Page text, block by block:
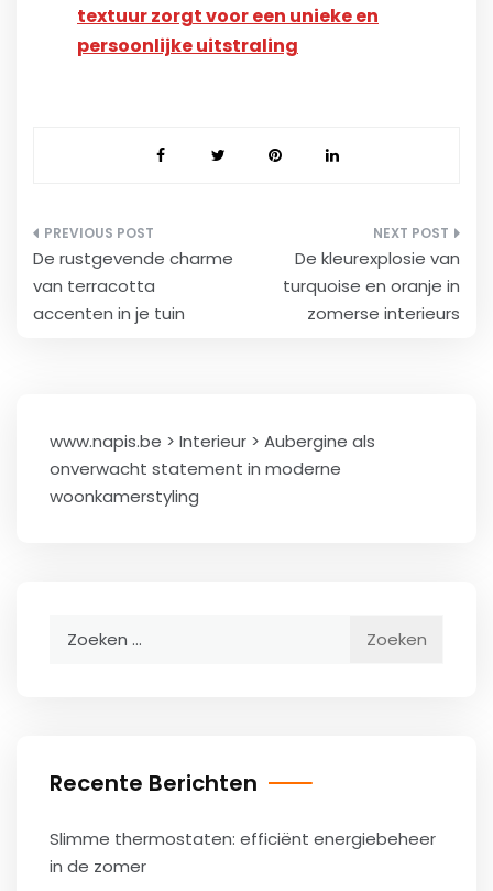
textuur zorgt voor een unieke en
persoonlijke uitstraling
Berichtnavigatie
De rustgevende charme
van terracotta
accenten in je tuin
De kleurexplosie van
turquoise en oranje in
zomerse interieurs
www.napis.be > Interieur > Aubergine als
onverwacht statement in moderne
woonkamerstyling
Recente Berichten
Slimme thermostaten: efficiënt energiebeheer
in de zomer